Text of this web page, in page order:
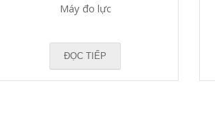
Máy đo lực
ĐỌC TIẾP